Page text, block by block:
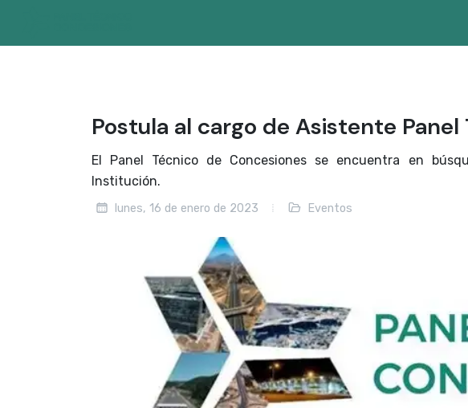
Postula al cargo de Asistente
El Panel Técnico de Concesiones se encuentra en
Institución.
lunes, 16 de enero de 2023 Eventos